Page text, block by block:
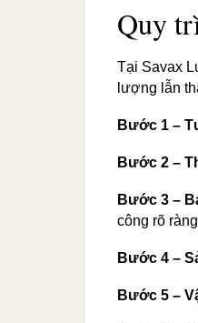
Quy
Tại Savax
lượng lẫn
Bước 1 –
Bước 2 –
Bước 3 –
công rõ
Bước 4 –
Bước 5 –